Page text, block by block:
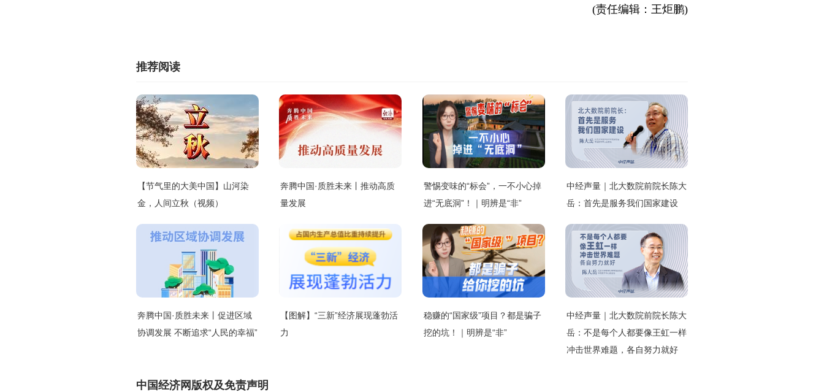
(责任编辑：王炬鹏)
推荐阅读
【节气里的大美中国】山河染
金，人间立秋（视频）
奔腾中国·质胜未来丨推动高质
量发展
警惕变味的“标会”，一不小心掉
进“无底洞”！｜明辨是“非”
中经声量｜北大数院前院长陈大
岳：首先是服务我们国家建设
奔腾中国·质胜未来丨促进区域
协调发展 不断追求“人民的幸福”
【图解】“三新”经济展现蓬勃活
力
稳赚的“国家级”项目？都是骗子
挖的坑！｜明辨是“非”
中经声量｜北大数院前院长陈大
岳：不是每个人都要像王虹一样
冲击世界难题，各自努力就好
中国经济网版权及免责声明